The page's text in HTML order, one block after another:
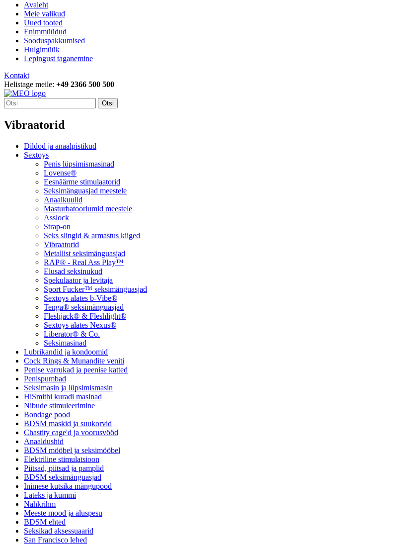
Avaleht
Meie valikud
Uued tooted
Enimmüüdud
Sooduspakkumised
Hulgimüük
Lepingust taganemine
Kontakt
Helistage meile: +49 2366 500 500
Otsi
Vibraatorid
Dildod ja anaalpistikud
Sextoys
Penis lüpsimismasinad
Lovense®
Eesnäärme stimulaatorid
Seksimänguasjad meestele
Anaalkuulid
Masturbatooriumid meestele
Asslock
Strap-on
Seks slingid & armastus kiiged
Vibraatorid
Metallist seksimänguasjad
RAP® - Real Ass Play™
Elusad seksinukud
Spekulaator ja levitaja
Sport Fucker™ seksimänguasjad
Sextoys alates b-Vibe®
Tenga® seksimänguasjad
Fleshjack® & Fleshlight®
Sextoys alates Nexus®
Liberator® & Co.
Seksimasinad
Lubrikandid ja kondoomid
Cock Rings & Munandite veniti
Penise varrukad ja peenise katted
Penispumbad
Seksimasin ja lüpsimismasin
HiSmithi kuradi masinad
Nibude stimuleerimine
Bondage pood
BDSM maskid ja suukorvid
Chastity cage'd ja voorusvööd
Anaaldushid
BDSM mööbel ja seksimööbel
Elektriline stimulatsioon
Piitsad, piitsad ja pamplid
BDSM seksimänguasjad
Inimese kutsika mängupood
Lateks ja kummi
Nahkrihm
Meeste mood ja aluspesu
BDSM ehted
Seksikad aksessuaarid
San Francisco lehed